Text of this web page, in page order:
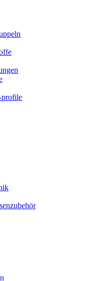
profile